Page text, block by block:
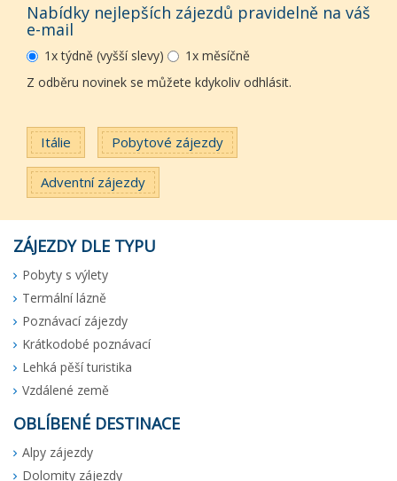
Nabídky nejlepších zájezdů pravidelně na váš
e-mail
1x týdně (vyšší slevy)
1x měsíčně
Z odběru novinek se můžete kdykoliv odhlásit.
Itálie Pobytové zájezdy
Adventní zájezdy
ZÁJEZDY DLE TYPU
Pobyty s výlety
Termální lázně
Poznávací zájezdy
Krátkodobé poznávací
Lehká pěší turistika
Vzdálené země
OBLÍBENÉ DESTINACE
Alpy zájezdy
Dolomity zájezdy